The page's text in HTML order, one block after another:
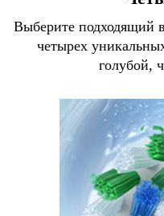
Выберите подходящий
четырех
голубой,